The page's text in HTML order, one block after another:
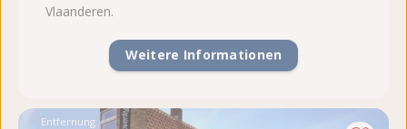
Entfernung
Vlaanderen.
Weitere Informationen